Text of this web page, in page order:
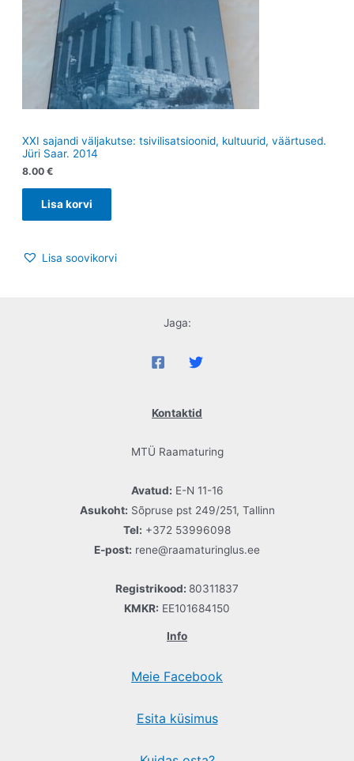
XXI sajandi väljakutse: tsivilisatsioonid, kultuurid, väärtused.
Jüri Saar. 2014
8.00 €
Lisa korvi
Lisa soovikorvi
Jaga:
Kontaktid
MTÜ Raamaturing
Avatud: E-N 11-16
Asukoht: Sõpruse pst 249/251, Tallinn
Tel: +372 53996098
E-post: rene@raamaturinglus.ee
Registrikood: 80311837
KMKR: EE101684150
Info
Meie Facebook
Esita küsimus